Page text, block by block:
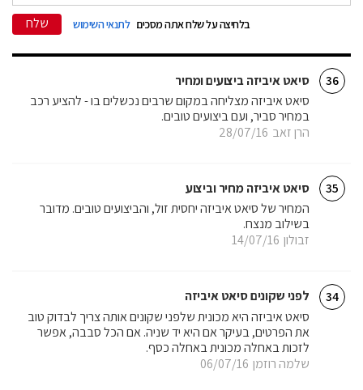
בלחיצה על שלח אתה מסכים לתנאי השימוש שלח
36 סיאט איביזה ביצועים ומחיר
הרן זאב 28/07/16
סיאט איביזה מצליחה במקום שרבים נכשלים בו - להציע רכב
במחיר סביר, ועם ביצועים טובים.
35 סיאט איביזה מחיר וביצוע
זבולון 14/07/16
המחיר של סיאט איביזה יחסית זול, והביצועים טובים. מדובר
בשילוב מנצח.
34 לפני שקונים סיאט איביזה
שלמה רוזמן 06/07/16
סיאט איביזה היא מכונית שלפני שקונים אותה צריך לבדוק טוב
את הפרטים, בעיקר אם היא יד שניה. אם הכל סבבה, אפשר
לזכות באחלה מכונית באחלה כסף.